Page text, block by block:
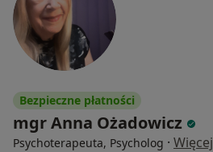
Bezpieczne płatności
mgr Anna Ożadowicz
Psychoterapeuta, Psycholog · Więcej